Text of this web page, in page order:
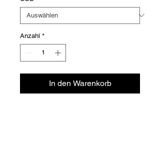
Anzahl *
In den Warenkorb